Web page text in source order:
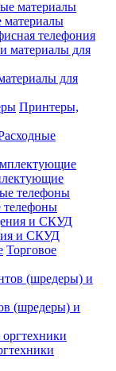
материалы
телефония
для
Принтеры,
и СКУД
Торговое
(шредеры) и